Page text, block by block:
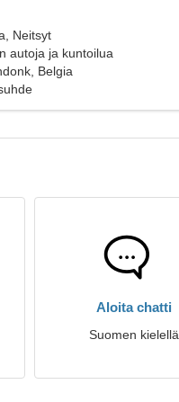
Neitsyt
autoja ja kuntoilua
Belgia
Aloita chatti
Suomen kielellä